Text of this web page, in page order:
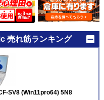
売れ筋ランキング
SV8 (Win11pro64) 5N8